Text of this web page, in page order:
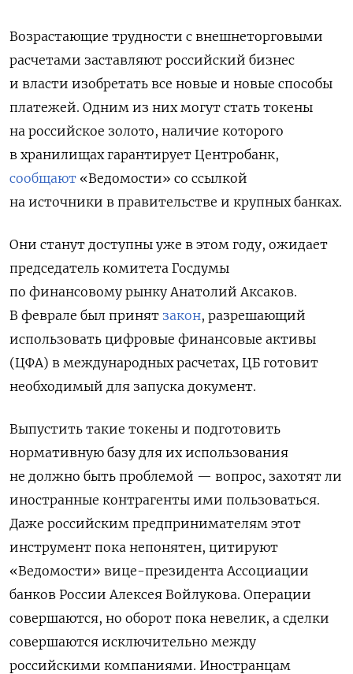
Возрастающие трудности с внешнеторговыми
расчетами заставляют российский бизнес
и власти изобретать все новые и новые способы
платежей. Одним из них могут стать токены
на российское золото, наличие которого
в хранилищах гарантирует Центробанк,
сообщают «Ведомости» со ссылкой
на источники в правительстве и крупных банках.
Они станут доступны уже в этом году, ожидает
председатель комитета Госдумы
по финансовому рынку Анатолий Аксаков.
В феврале был принят закон, разрешающий
использовать цифровые финансовые активы
(ЦФА) в международных расчетах, ЦБ готовит
необходимый для запуска документ.
Выпустить такие токены и подготовить
нормативную базу для их использования
не должно быть проблемой — вопрос, захотят ли
иностранные контрагенты ими пользоваться.
Даже российским предпринимателям этот
инструмент пока непонятен, цитируют
«Ведомости» вице-президента Ассоциации
банков России Алексея Войлукова. Операции
совершаются, но оборот пока невелик, а сделки
совершаются исключительно между
российскими компаниями. Иностранцам